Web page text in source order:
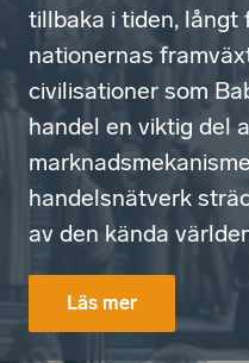
tillbaka i tiden, långt
nationernas
civilisationer som
handel en viktig del
handelsnätverk
av den kända
Läs mer